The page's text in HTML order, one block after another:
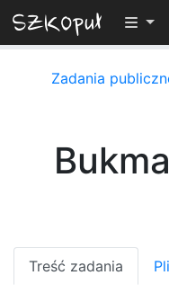
Zadania
Treść zadania